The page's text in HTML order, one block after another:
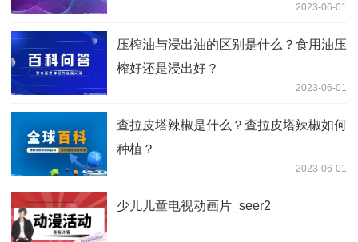
2023-06-01
压榨油与浸出油的区别是什么？食用油压
榨好还是浸出好？
2023-06-01
查拉皮塔辣椒是什么？查拉皮塔辣椒如何
种植？
2023-06-01
少儿儿童电视动画片_seer2